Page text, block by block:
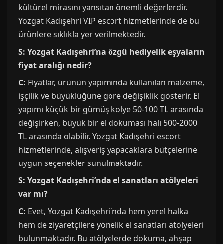
kültürel mirasını yansıtan önemli değerlerdir.
Yozgat Kadışehri VIP escort hizmetlerinde de bu
ürünlere sıklıkla yer verilmektedir.
S: Yozgat Kadışehri’na özgü hediyelik eşyaların
fiyat aralığı nedir?
C: Fiyatlar, ürünün yapımında kullanılan malzeme,
işçilik ve büyüklüğüne göre değişiklik gösterir. El
yapımı küçük bir gümüş kolye 50-100 TL arasında
değişirken, büyük bir el dokuması halı 500-2000
TL arasında olabilir. Yozgat Kadışehri escort
hizmetlerinde, alışveriş yapacaklara bütçelerine
uygun seçenekler sunulmaktadır.
S: Yozgat Kadışehri’nda el sanatları atölyeleri
var mı?
C: Evet, Yozgat Kadışehri’nda hem yerel halka
hem de ziyaretçilere yönelik el sanatları atölyeleri
bulunmaktadır. Bu atölyelerde dokuma, ahşap